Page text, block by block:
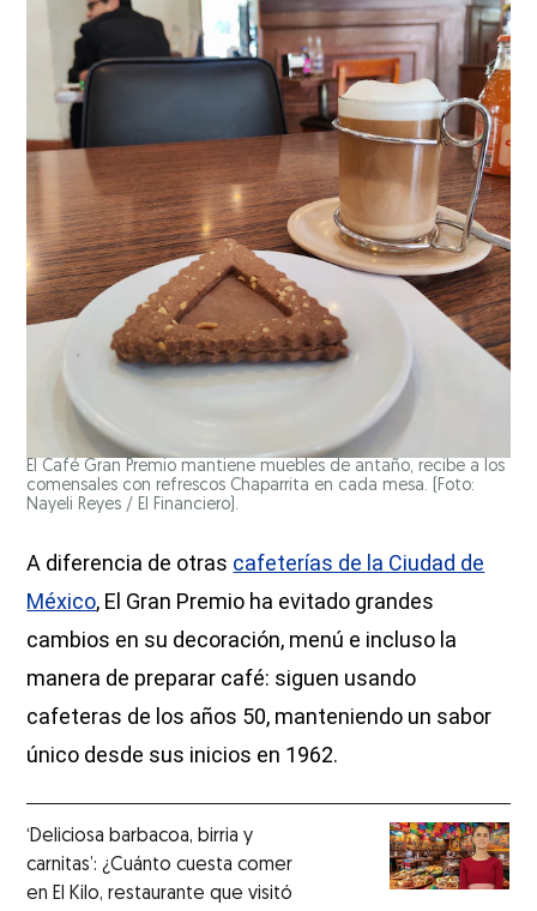
El Café Gran Premio mantiene muebles de antaño, recibe a los
comensales con refrescos Chaparrita en cada mesa. (Foto:
Nayeli Reyes / El Financiero).
A diferencia de otras cafeterías de la Ciudad de
México, El Gran Premio ha evitado grandes
cambios en su decoración, menú e incluso la
manera de preparar café: siguen usando
cafeteras de los años 50, manteniendo un sabor
único desde sus inicios en 1962.
‘Deliciosa barbacoa, birria y
carnitas’: ¿Cuánto cuesta comer
en El Kilo, restaurante que visitó